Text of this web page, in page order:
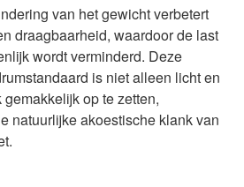
van het gewicht verbetert
draagbaarheid, waardoor de last
wordt verminderd. Deze
is niet alleen licht en
op te zetten,
natuurlijke akoestische klank van